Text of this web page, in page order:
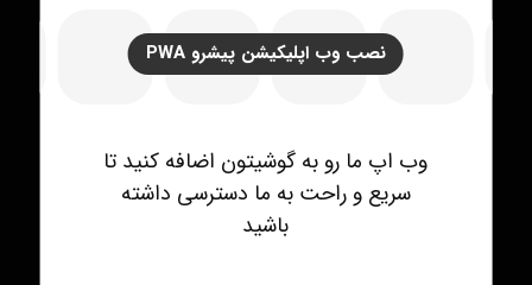
نصب وب اپلیکیشن پیشرو PWA
وب اپ ما رو به گوشیتون اضافه کنید تا
سریع و راحت به ما دسترسی داشته
باشید
برچسب محصولات